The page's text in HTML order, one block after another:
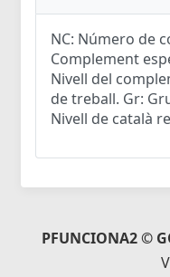
NC: Número de
Complement
Nivell del
de treball. Gr:
Nivell de català
PFUNCIONA2 ©